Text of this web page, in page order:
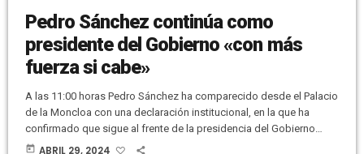
Pedro Sánchez continúa como
presidente del Gobierno «con más
fuerza si cabe»
A las 11:00 horas Pedro Sánchez ha comparecido desde el Palacio
de la Moncloa con una declaración institucional, en la que ha
confirmado que sigue al frente de la presidencia del Gobierno
"con más fuerza si cabe" y para mostrar "al mundo cómo se
today ABRIL 29, 2024